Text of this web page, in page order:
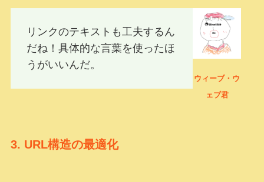
リンクのテキストも工夫するん
だね！具体的な言葉を使ったほ
うがいいんだ。
ウィーブ・ウ
ェブ君
3. URL構造の最適化